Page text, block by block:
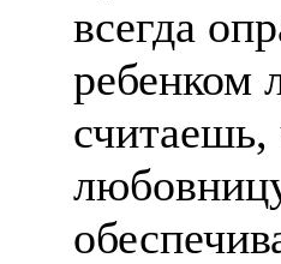
всегда
ребенком
считаешь,